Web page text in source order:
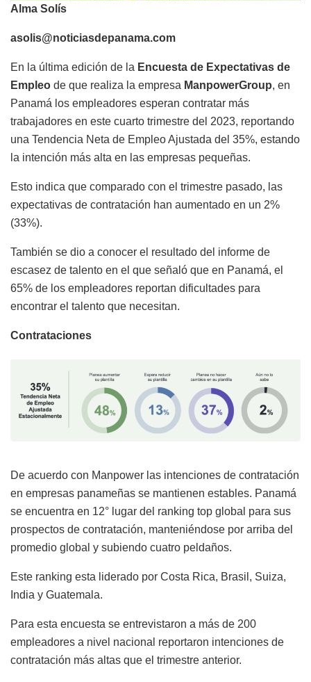
Alma Solís
asolis@noticiasdepanama.com
En la última edición de la Encuesta de Expectativas de
Empleo de que realiza la empresa ManpowerGroup, en
Panamá los empleadores esperan contratar más
trabajadores en este cuarto trimestre del 2023, reportando
una Tendencia Neta de Empleo Ajustada del 35%, estando
la intención más alta en las empresas pequeñas.
Esto indica que comparado con el trimestre pasado, las
expectativas de contratación han aumentado en un 2%
(33%).
También se dio a conocer el resultado del informe de
escasez de talento en el que señaló que en Panamá, el
65% de los empleadores reportan dificultades para
encontrar el talento que necesitan.
Contrataciones
De acuerdo con Manpower las intenciones de contratación
en empresas panameñas se mantienen estables. Panamá
se encuentra en 12° lugar del ranking top global para sus
prospectos de contratación, manteniéndose por arriba del
promedio global y subiendo cuatro peldaños.
Este ranking esta liderado por Costa Rica, Brasil, Suiza,
India y Guatemala.
Para esta encuesta se entrevistaron a más de 200
empleadores a nivel nacional reportaron intenciones de
contratación más altas que el trimestre anterior.